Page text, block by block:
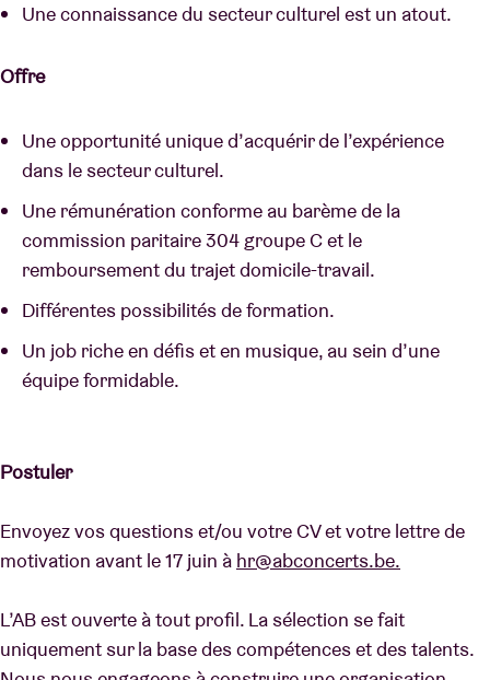
Une connaissance du secteur culturel est un atout.
Offre
Une opportunité unique d’acquérir de l’expérience
dans le secteur culturel.
Une rémunération conforme au barème de la
commission paritaire 304 groupe C et le
remboursement du trajet domicile-travail.
Différentes possibilités de formation.
Un job riche en défis et en musique, au sein d’une
équipe formidable.
Postuler
Envoyez vos questions et/ou votre CV et votre lettre de
motivation avant le 17 juin à hr@abconcerts.be.
L’AB est ouverte à tout profil. La sélection se fait
uniquement sur la base des compétences et des talents.